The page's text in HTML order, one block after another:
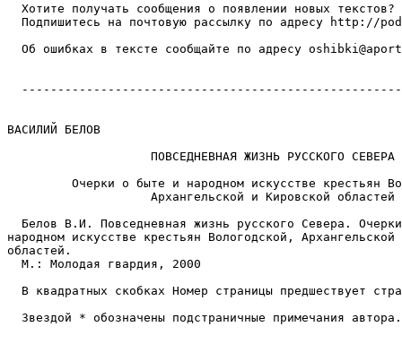
  Хотите получать сообщения о появлении новых текстов?
Подпишитесь на почтовую рассылку по адресу http://
  Об ошибках в тексте сообщайте по адресу